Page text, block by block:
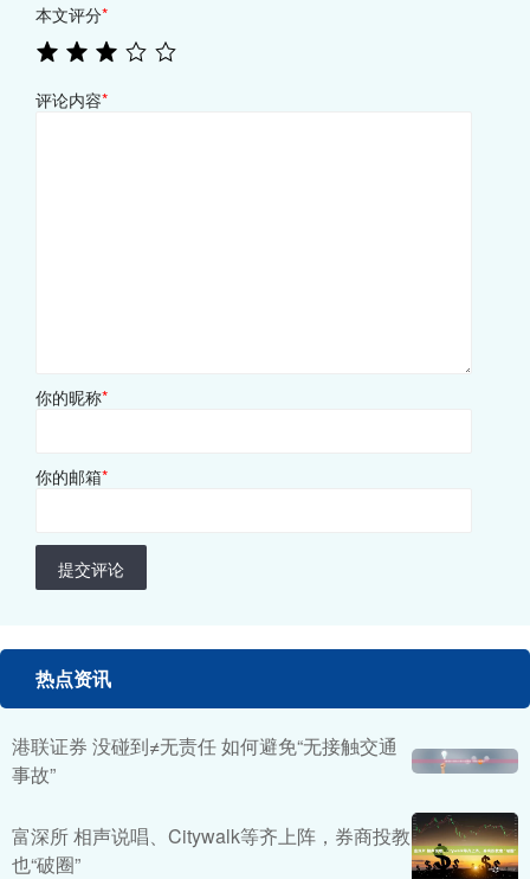
本文评分*
评论内容*
你的昵称*
你的邮箱*
提交评论
热点资讯
港联证券 没碰到≠无责任 如何避免“无接触交通
事故”
富深所 相声说唱、Citywalk等齐上阵，券商投教
也“破圈”